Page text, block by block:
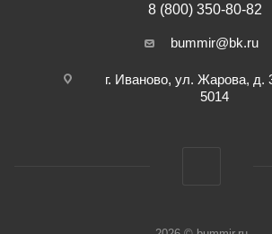
8 (800) 350-80-82
bummir@bk.ru
г. Иваново, ул. Жарова, д.
5014